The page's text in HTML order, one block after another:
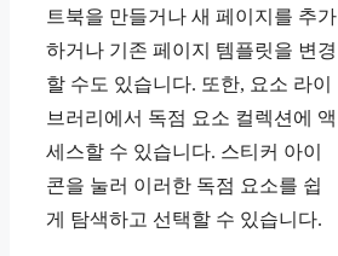
트북을 만들거나 새 페이지를 추가
하거나 기존 페이지 템플릿을 변경
할 수도 있습니다. 또한, 요소 라이
브러리에서 독점 요소 컬렉션에 액
세스할 수 있습니다. 스티커 아이
콘을 눌러 이러한 독점 요소를 쉽
게 탐색하고 선택할 수 있습니다.